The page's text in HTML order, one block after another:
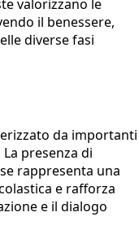
valorizzano le
il benessere,
diverse fasi
da importanti
presenza di
rappresenta una
e rafforza
e il dialogo